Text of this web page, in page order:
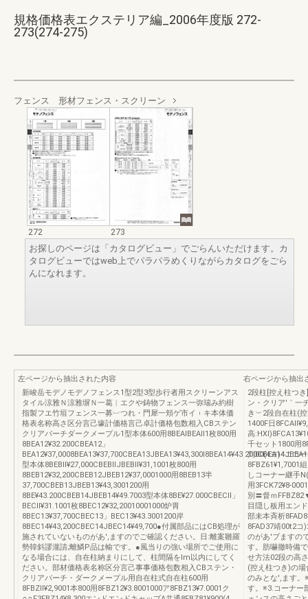
規格価格表エクステリア編_2006年度版 272-
273(274-275)
フェンス 形材フェンス・スクリーン
272
273
お探しのページは「カタログビュー」でごらんいただけます。カ
タログビューではweb上でパラパラめくりながらカタログをごら
んになれます。
左ページから抽出された内容
新峻岳モデノモデノフェンス1型2型3型歩行者用スクリーンアス
タイル涼雅Ｎ涼雅塀Ｎ一葛︱エクや鋳物フェンス一弥瑞み約樹
指製フエ竹垣フェンス一募︺つれ・門犀一頬ゲ市イ︲キ本体価
格表名称高さ区分言己壕計価格言己卓計価格包数相入CBステン
クリアバーチダークメープル1型本体600用8BEAlBEAll1枚800用
8BEA12¥32.200CBEA12」
型本体8BEBll¥27,000CBEBllJBEBll¥31,1001枚800用
8BEB12¥32,200CBEB12JBEB12¥37,0001000用8BEB13半
37,700CBEB13JBEB13¥43,3001200用
8BE¥43.200CBEB14JBEB14¥49.7003型本体8BE¥27.000CBECll」
BECll¥31.1001枚8BEC12¥32,20010001000炉胃
8BEC13¥37,700CBEC13」BEC13¥43.3001200岸
8BEC14¥43,200CBEC14JBEC14¥49,700●付属部品にはCB処理が
施されていないものがあ',ますのでご確認ください。日:離案雛羅
勢韓斜謬瀧請;離鱗P品は輸です。●風当りの強い場所でご使用に
なる場合には、自在柱納まりにして、柱間隔をlm以内にしてく
ださい。部材価格表名称区分言己事事価格包数相入CBステン・
クリアバーチ・ダークメープル用自在柱式自在柱600用
8FBZll¥2,9001本800用8FBZ12¥3.8001000ア8FBZ13¥7.0001ク
右ページから抽出
2段柱[控え柱つ
ン・クリア′｀一
き︶2段自在柱(
1400F日
高
千セット1800用
判00(4ヨ)4ココ
8FBZ61¥1,7001
しコーナー継手
用
別〓督ｍ
目隠し板用エン
部未本斉析
8FAD37靖00t2コ
のがあ'ブますの
す。肪嚇撤時備
せ方法02段の高
(控え柱つき)の
のみとな',ます。
す。※3.コーナー